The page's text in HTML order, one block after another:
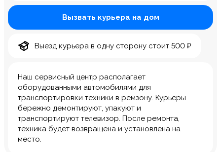
Наш сервисный центр располагает
оборудованными автомобилями для
транспортировки техники в ремзону. Курьеры
бережно демонтируют, упакуют и
транспортируют телевизор. После ремонта,
техника будет возвращена и установлена на
место.
Вызвать курьера на дом
Выезд курьера в одну сторону стоит 500 ₽